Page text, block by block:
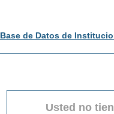
Base de Datos de
Usted no